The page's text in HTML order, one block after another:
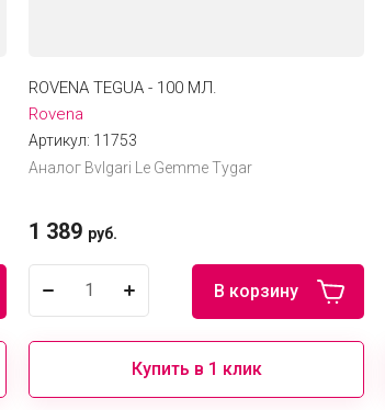
ROVENA TEGUA - 100 МЛ.
Rovena
Артикул: 11753
Аналог Bvlgari Le Gemme Tygar
1 389 руб.
В корзину
Купить в 1 клик